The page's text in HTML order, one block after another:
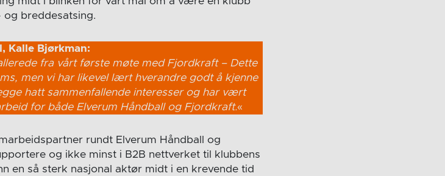
breddesatsing.
Kalle Bjørkman:
fra vårt første møte med Fjordkraft – Dette
men vi har likevel lært hverandre godt å kjenne
hatt sammenfallende interesser og har vært
for både Elverum Håndball og Fjordkraft.«
rundt Elverum Håndball og
og ikke minst i B2B nettverket til klubbens
en så sterk nasjonal aktør midt i en krevende tid